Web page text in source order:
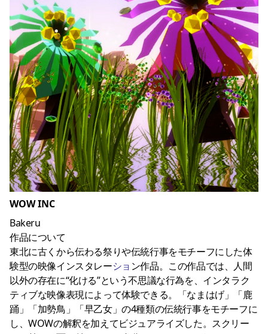
WOW INC
Bakeru
作品について
東北に古くから伝わる祭りや伝統行事をモチーフにした体
験型の映像インスタレーショ ン作品。この作品では、人間
以外の存在に“化ける”という不思議な行為を、インタラク
ティブな映像表現によって体験できる。「なまはげ」「鹿
踊」「加勢鳥」「早乙女」の4種類の伝統行事をモチーフに
し、WOWの解釈を加えてビジュアライズした。スクリー